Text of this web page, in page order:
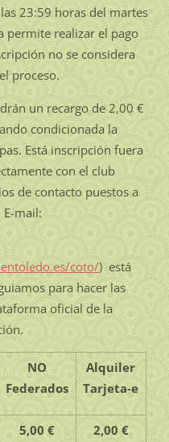
23:59 horas del martes
permite realizar el pago
no se considera
proceso.
un recargo de 2,00 €
condicionada la
Está inscripción fuera
con el club
de contacto puestos a
mail:
coto/) está
para hacer las
oficial de la
NO
Federados
Alquiler
Tarjeta-e
5,00 € 2,00 €